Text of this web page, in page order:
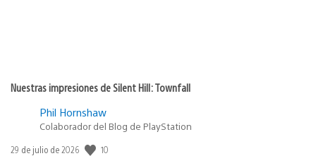
Nuestras impresiones de Silent Hill: Townfall
Phil Hornshaw
Colaborador del Blog de PlayStation
Fecha
29 de julio de 2026 10